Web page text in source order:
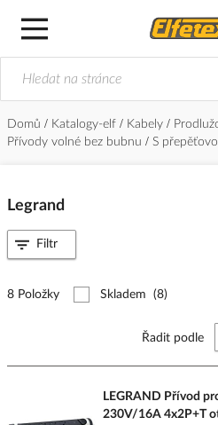
Domů Katalogy-elf Kabely
Přívody volné bez bubnu
S
Legrand
8 Položky Skladem (8)
Řadit podle
LEGRAND Přívod
230V/16A 4x2P+T
Filtr